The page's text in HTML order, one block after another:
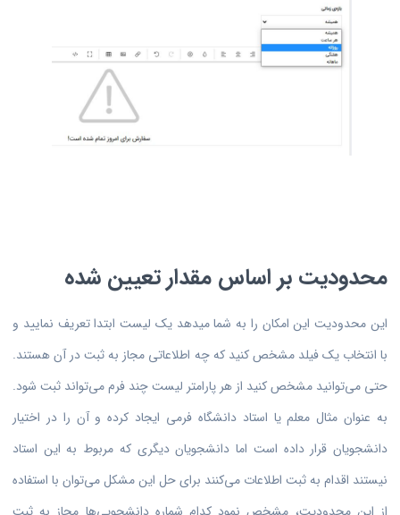
محدودیت بر اساس مقدار تعیین شده
این محدودیت این امکان را به شما میدهد یک لیست ابتدا تعریف نمایید و
با انتخاب یک فیلد مشخص کنید که چه اطلاعاتی مجاز به ثبت در آن هستند.
حتی می‌توانید مشخص کنید از هر پارامتر لیست چند فرم می‌تواند ثبت شود.
به عنوان مثال معلم یا استاد دانشگاه فرمی ایجاد کرده و آن را در اختیار
دانشجویان قرار داده است اما دانشجویان دیگری که مربوط به این استاد
نیستند اقدام به ثبت اطلاعات می‌کنند برای حل این مشکل می‌توان با استفاده